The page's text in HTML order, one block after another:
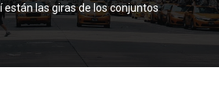
están las giras de los conjuntos